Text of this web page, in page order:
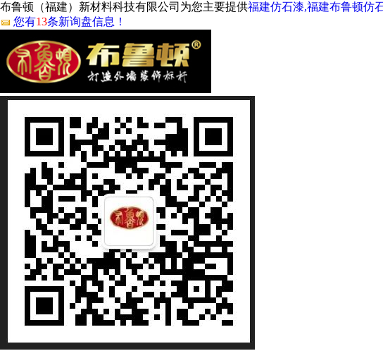
布鲁顿（福建）新材料科技有限公司为您主要提供福建仿石漆,福建布鲁顿仿
您有13条新询盘信息！